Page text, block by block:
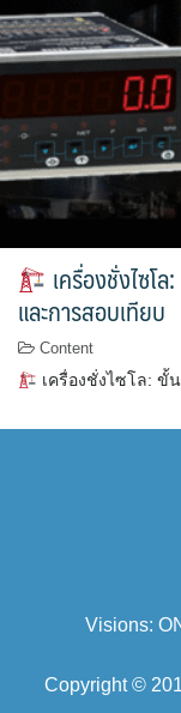
เครื่องชั่งไซโ
และการสอบเทียบ
Content
เครื่องชั่งไซโล: ขั้
Visions:
Copyright ©